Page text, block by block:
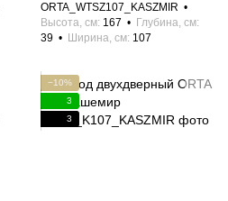
ORTA_WTSZ107_KASZMIR
Высота, см 167
Глубина, см
39
Ширина, см 107
−10%
3
3